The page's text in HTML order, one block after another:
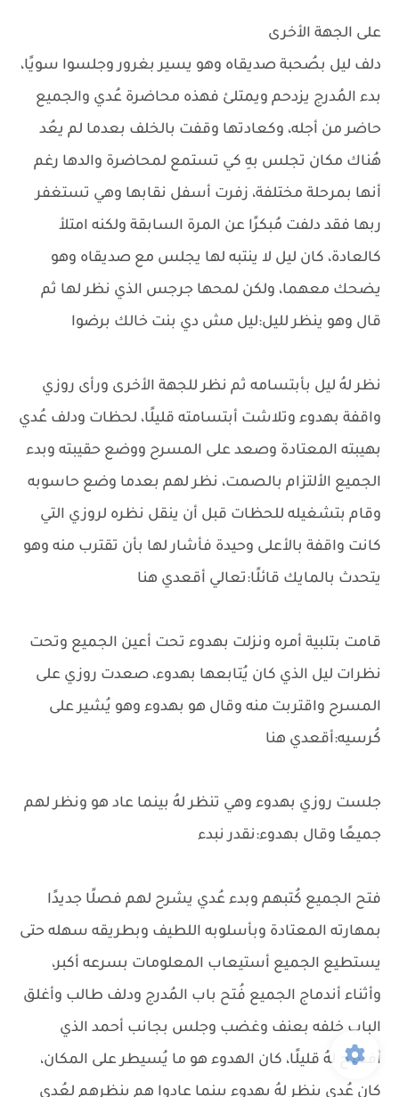
على الجهة الأخرى
دلف ليل بصُحبة صديقاه وهو يسير بغرور وجلسوا سويًا،
بدء المُدرج يزدحم ويمتلئ فهذه محاضرة عُدي والجميع
حاضر من أجله، وكعادتها وقفت بالخلف بعدما لم يعُد
هُناك مكان تجلس بهِ كي تستمع لمحاضرة والدها رغم
أنها بمرحلة مختلفة، زفرت أسفل نقابها وهي تستغفر
ربها فقد دلفت مُبكرًا عن المرة السابقة ولكنه امتلأ
كالعادة، كان ليل لا ينتبه لها يجلس مع صديقاه وهو
يضحك معهما، ولكن لمحها جرجس الذي نظر لها ثم
قال وهو ينظر لليل:ليل مش دي بنت خالك برضوا
نظر لهُ ليل بأبتسامه ثم نظر للجهة الأخرى ورأى روزي
واقفة بهدوء وتلاشت أبتسامته قليلًا، لحظات ودلف عُدي
بهيبته المعتادة وصعد على المسرح ووضع حقيبته وبدء
الجميع الألتزام بالصمت، نظر لهم بعدما وضع حاسوبه
وقام بتشغيله للحظات قبل أن ينقل نظره لروزي التي
كانت واقفة بالأعلى وحيدة فأشار لها بأن تقترب منه وهو
يتحدث بالمايك قائلًا:تعالي أقعدي هنا
قامت بتلبية أمره ونزلت بهدوء تحت أعين الجميع وتحت
نظرات ليل الذي كان يُتابعها بهدوء، صعدت روزي على
المسرح واقتربت منه وقال هو بهدوء وهو يُشير على
كُرسيه:أقعدي هنا
جلست روزي بهدوء وهي تنظر لهُ بينما عاد هو ونظر لهم
جميعًا وقال بهدوء:نقدر نبدء
فتح الجميع كُتبهم وبدء عُدي يشرح لهم فصلًا جديدًا
بمهارته المعتادة وبأسلوبه اللطيف وبطريقه سهله حتى
يستطيع الجميع أستيعاب المعلومات بسرعه أكبر،
وأثناء أندماج الجميع فُتح باب المُدرج ودلف طالب وأغلق
الباب خلفه بعنف وغضب وجلس بجانب أحمد الذي
أفسح لهُ قليلًا، كان الهدوء هو ما يُسيطر على المكان،
كان عُدي ينظر لهُ بهدوء بينما عادوا هم بنظرهم لعُدي